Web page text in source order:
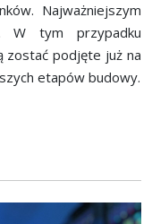
Najważniejszym
W tym przypadku
zostać podjęte już na
etapów budowy.